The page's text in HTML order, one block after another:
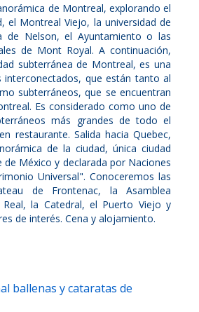
de Montreal, explorando el
el Montreal Viejo, la universidad de
de Nelson, el Ayuntamiento o las
de Mont Royal. A continuación,
subterránea de Montreal, es una
interconectados, que están tanto al
subterráneos, que se encuentran
Es considerado como uno de
más grandes de todo el
restaurante. Salida hacia Quebec,
de la ciudad, única ciudad
México y declarada por Naciones
Universal". Conoceremos las
de Frontenac, la Asamblea
la Catedral, el Puerto Viejo y
de interés. Cena y alojamiento.
ballenas y cataratas de